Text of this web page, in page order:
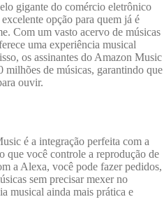
gigante do comércio eletrônico
opção para quem já é
Com um vasto acervo de músicas
uma experiência musical
os assinantes do Amazon Music
milhões de músicas, garantindo que
ouvir.
é a integração perfeita com a
que você controle a reprodução de
a Alexa, você pode fazer pedidos,
sem precisar mexer no
musical ainda mais prática e